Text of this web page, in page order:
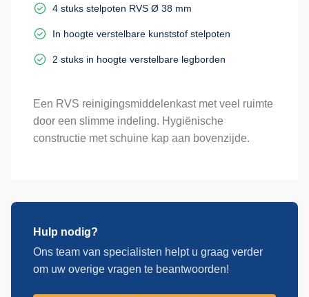
4 stuks stelpoten RVS Ø 38 mm
In hoogte verstelbare kunststof stelpoten
2 stuks in hoogte verstelbare legborden
Een RVS reinigingsmiddelenkast met veel ruimte
door een slimme indeling. Hygiënische
constructie met schuine kap aan bovenzijde.
Hulp nodig?
Ons team van specialisten helpt u graag verder
om uw overige vragen te beantwoorden!